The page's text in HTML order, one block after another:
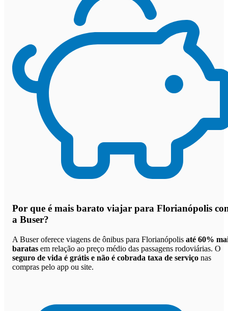
Por que é mais barato viajar para Florianópolis
a Buser?
A Buser oferece viagens de ônibus para Florianópolis até 60%
baratas em relação ao preço médio das passagens rodoviárias. O
seguro de vida é grátis e não é cobrada taxa de serviço nas
compras pelo app ou site.